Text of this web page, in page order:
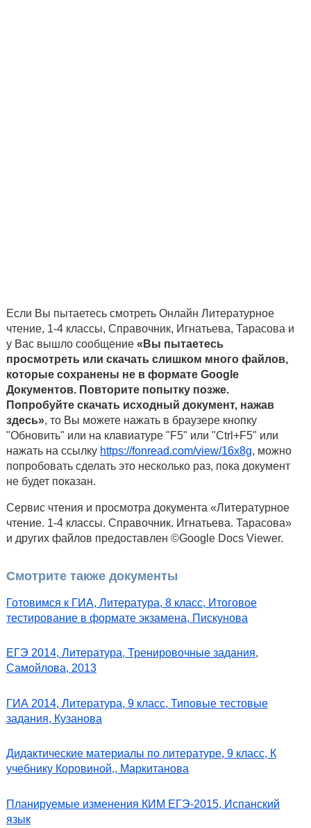
Если Вы пытаетесь смотреть Онлайн Литературное
чтение, 1-4 классы, Справочник, Игнатьева, Тарасова и
у Вас вышло сообщение «Вы пытаетесь
просмотреть или скачать слишком много файлов,
которые сохранены не в формате Google
Документов. Повторите попытку позже.
Попробуйте скачать исходный документ, нажав
здесь», то Вы можете нажать в браузере кнопку
"Обновить" или на клавиатуре "F5" или "Ctrl+F5" или
нажать на ссылку https://fonread.com/view/16x8g, можно
попробовать сделать это несколько раз, пока документ
не будет показан.
Сервис чтения и просмотра документа «Литературное
чтение. 1-4 классы. Справочник. Игнатьева. Тарасова»
и других файлов предоставлен ©Google Docs Viewer.
Смотрите также документы
Готовимся к ГИА, Литература, 8 класс, Итоговое
тестирование в формате экзамена, Пискунова
ЕГЭ 2014, Литература, Тренировочные задания,
Самойлова, 2013
ГИА 2014, Литература, 9 класс, Типовые тестовые
задания, Кузанова
Дидактические материалы по литературе, 9 класс, К
учебнику Коровиной,, Маркитанова
Планируемые изменения КИМ ЕГЭ-2015, Испанский
язык